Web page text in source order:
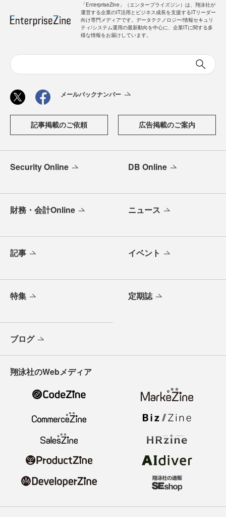
「EnterpriseZine」（エンタープライズジン）は、翔泳社が
運営する企業のIT活用とビジネス成長を支援するITリーダー
向け専門メディアです。データテクノロジー/情報セキュリ
ティ/システム運用の最新動向を中心に、企業ITに関する多
様な情報をお届けしています。
メールバックナンバー
記事掲載のご依頼 広告掲載のご案内
Security Online DB Online
財務・会計Online ニュース
記事 イベント
特集 定期誌
ブログ
翔泳社のWebメディア